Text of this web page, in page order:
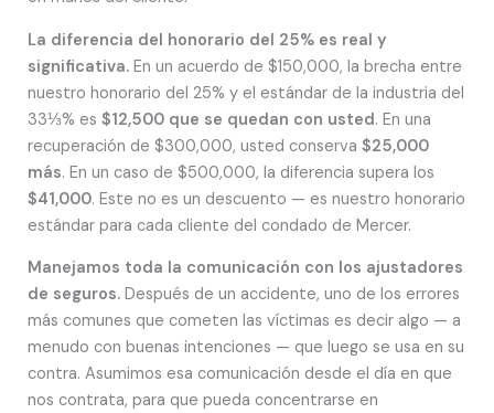
La diferencia del honorario del 25% es real y
significativa. En un acuerdo de $150,000, la brecha entre
nuestro honorario del 25% y el estándar de la industria del
33⅓% es $12,500 que se quedan con usted. En una
recuperación de $300,000, usted conserva $25,000
más. En un caso de $500,000, la diferencia supera los
$41,000. Este no es un descuento — es nuestro honorario
estándar para cada cliente del condado de Mercer.
Manejamos toda la comunicación con los ajustadores
de seguros. Después de un accidente, uno de los errores
más comunes que cometen las víctimas es decir algo — a
menudo con buenas intenciones — que luego se usa en su
contra. Asumimos esa comunicación desde el día en que
nos contrata, para que pueda concentrarse en